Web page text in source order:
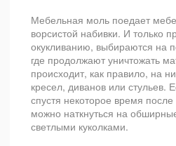
Мебельная моль поедает
ворсистой набивки. И только
окукливанию, выбираются на
где продолжают уничтожать
происходит, как правило, на
кресел, диванов или стульев.
спустя некоторое время
можно наткнуться на
светлыми куколками.